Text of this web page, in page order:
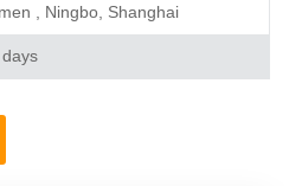
, Ningbo, Shanghai